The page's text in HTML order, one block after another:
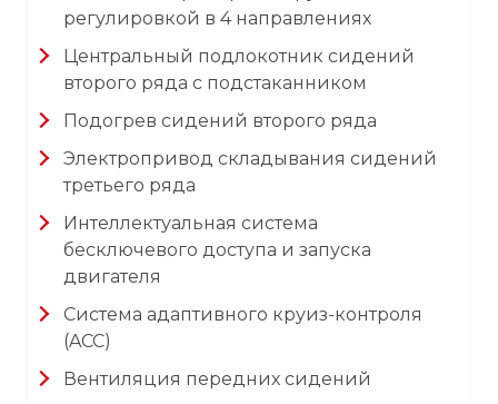
регулировкой в 4 направлениях
Центральный подлокотник сидений
второго ряда с подстаканником
Подогрев сидений второго ряда
Электропривод складывания сидений
третьего ряда
Интеллектуальная система
бесключевого доступа и запуска
двигателя
Система адаптивного круиз-контроля
(ACC)
Вентиляция передних сидений